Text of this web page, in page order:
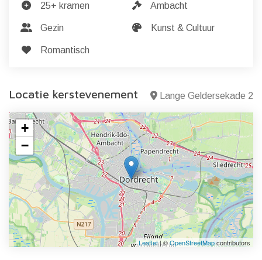
25+ kramen Ambacht
Gezin Kunst & Cultuur
Romantisch
Locatie kerstevenement Lange Geldersekade 2
+
−
Leaflet| ©OpenStreetMapcontributors